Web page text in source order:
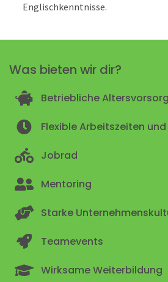
Englischkenntnisse.
Was bieten wir dir?
Betriebliche
Flexible Arbeitszeiten
Jobrad
Mentoring
Starke
Teamevents
Wirksame Weiterbildung